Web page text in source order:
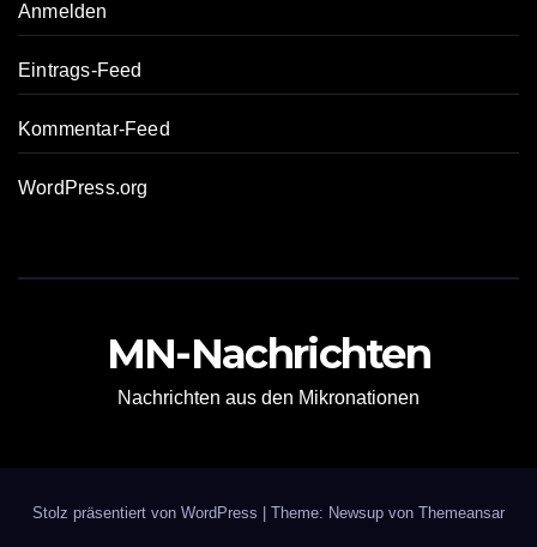
Anmelden
Eintrags-Feed
Kommentar-Feed
WordPress.org
MN-Nachrichten
Nachrichten aus den Mikronationen
Stolz präsentiert von WordPress Theme: Newsup von Themeansar